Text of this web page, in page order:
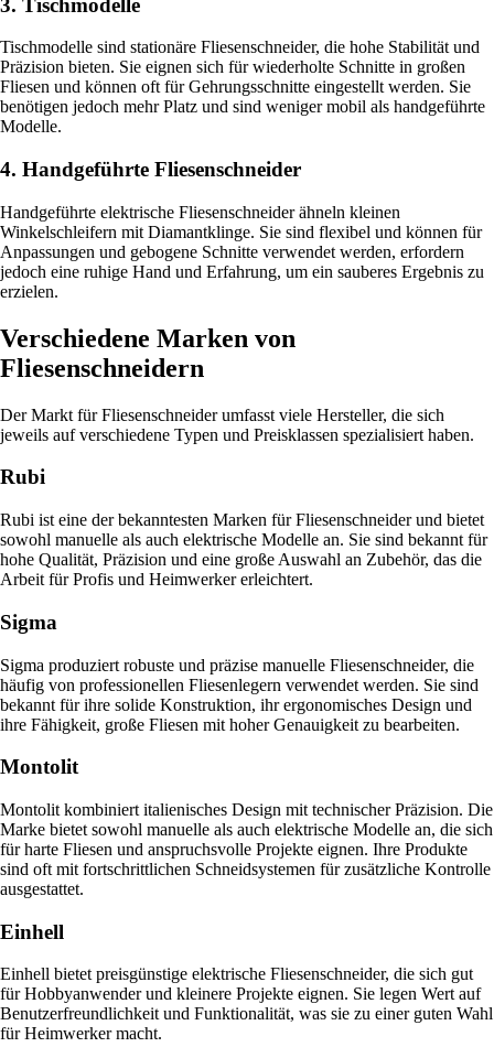
Tischmodelle sind stationäre Fliesenschneider, die hohe Stabilität und
Präzision bieten. Sie eignen sich für wiederholte Schnitte in großen
Fliesen und können oft für Gehrungsschnitte eingestellt werden. Sie
benötigen jedoch mehr Platz und sind weniger mobil als handgeführte
Modelle.
4. Handgeführte Fliesenschneider
Handgeführte elektrische Fliesenschneider ähneln kleinen
Winkelschleifern mit Diamantklinge. Sie sind flexibel und können für
Anpassungen und gebogene Schnitte verwendet werden, erfordern
jedoch eine ruhige Hand und Erfahrung, um ein sauberes Ergebnis zu
erzielen.
Verschiedene Marken von
Fliesenschneidern
Der Markt für Fliesenschneider umfasst viele Hersteller, die sich
jeweils auf verschiedene Typen und Preisklassen spezialisiert haben.
Rubi
Rubi ist eine der bekanntesten Marken für Fliesenschneider und bietet
sowohl manuelle als auch elektrische Modelle an. Sie sind bekannt für
hohe Qualität, Präzision und eine große Auswahl an Zubehör, das die
Arbeit für Profis und Heimwerker erleichtert.
Sigma
Sigma produziert robuste und präzise manuelle Fliesenschneider, die
häufig von professionellen Fliesenlegern verwendet werden. Sie sind
bekannt für ihre solide Konstruktion, ihr ergonomisches Design und
ihre Fähigkeit, große Fliesen mit hoher Genauigkeit zu bearbeiten.
Montolit
Montolit kombiniert italienisches Design mit technischer Präzision. Die
Marke bietet sowohl manuelle als auch elektrische Modelle an, die sich
für harte Fliesen und anspruchsvolle Projekte eignen. Ihre Produkte
sind oft mit fortschrittlichen Schneidsystemen für zusätzliche Kontrolle
ausgestattet.
Einhell
Einhell bietet preisgünstige elektrische Fliesenschneider, die sich gut
für Hobbyanwender und kleinere Projekte eignen. Sie legen Wert auf
Benutzerfreundlichkeit und Funktionalität, was sie zu einer guten Wahl
für Heimwerker macht.